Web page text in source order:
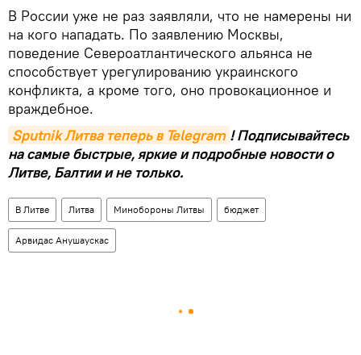
В России уже не раз заявляли, что не намерены ни
на кого нападать. По заявлению Москвы,
поведение Североатлантического альянса не
способствует урегулированию украинского
конфликта, а кроме того, оно провокационное и
враждебное.
Sputnik Литва теперь в Telegram ! Подписывайтесь
на самые быстрые, яркие и подробные новости о
Литве, Балтии и не только.
В Литве Литва Минобороны Литвы бюджет
Арвидас Анушаускас